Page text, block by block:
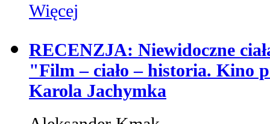
Więcej
RECENZJA: Niewidoczne
"Film – ciało – historia. Kino
Karola Jachymka